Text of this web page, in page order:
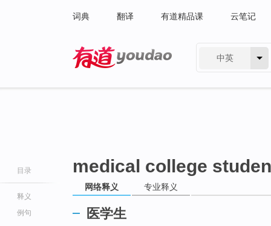
词典 翻译 有道精品课 云笔记
中英
目录
释义
例句
medical college
网络释义 专业释义
医学生